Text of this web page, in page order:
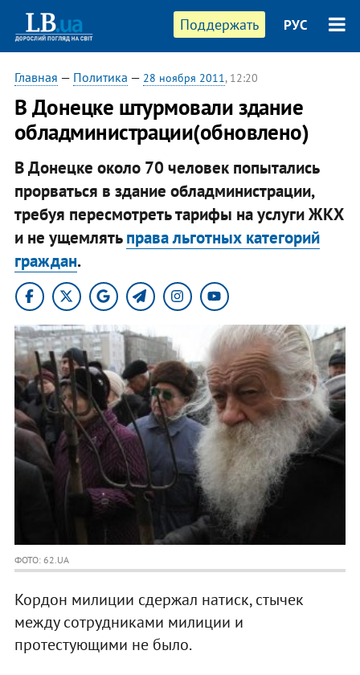
Поддержать РУС
Главная — Политика — 28 ноября 2011, 12:20
В Донецке штурмовали здание
обладминистрации(обновлено)
В Донецке около 70 человек попытались
прорваться в здание обладминистрации,
требуя пересмотреть тарифы на услуги ЖКХ
и не ущемлятьправа льготных категорий
граждан.
ФОТО: 62.UA
Кордон милиции сдержал натиск, стычек
между сотрудниками милиции и
протестующими не было.